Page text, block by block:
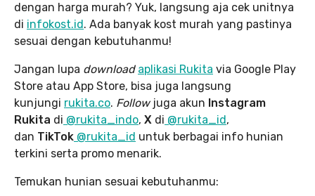
dengan harga murah? Yuk, langsung aja cek unitnya
di infokost.id. Ada banyak kost murah yang pastinya
sesuai dengan kebutuhanmu!
Jangan lupa download aplikasi Rukita via Google Play
Store atau App Store, bisa juga langsung
kunjungi rukita.co. Followjuga akun Instagram
Rukita di @rukita_indo, X di @rukita_id,
dan TikTok @rukita_id untuk berbagai info hunian
terkini serta promo menarik.
Temukan hunian sesuai kebutuhanmu: